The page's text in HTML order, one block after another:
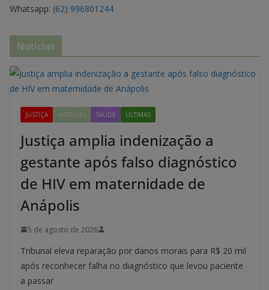
Whatsapp: (62) 996801244
Notícias
JUSTIÇA NOTÍCIAS SAÚDE ÚLTIMAS
Justiça amplia indenização a
gestante após falso diagnóstico
de HIV em maternidade de
Anápolis
5 de agosto de 2026
Tribunal eleva reparação por danos morais para R$ 20 mil
após reconhecer falha no diagnóstico que levou paciente
a passar